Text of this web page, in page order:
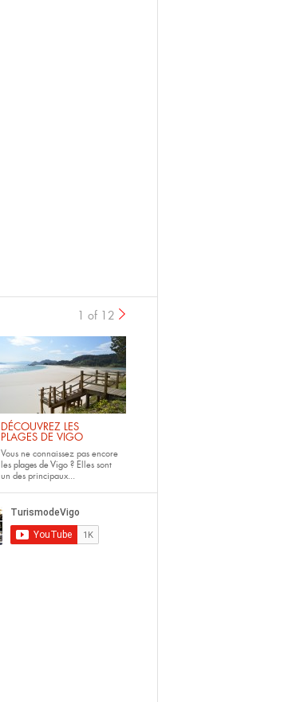
DÉCOUVREZ LES
PLAGES DE VIGO
Vous ne connaissez pas encore
les plages de Vigo ? Elles sont
un des principaux...
1 of 12